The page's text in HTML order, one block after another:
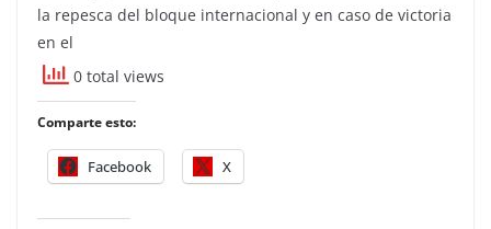
la repesca del bloque internacional y en caso de victoria
en el
0 total views
Comparte esto:
Facebook X